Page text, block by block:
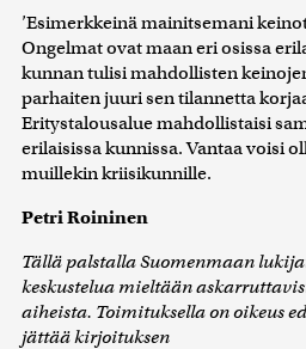
’Esimerkkeinä mainitsemani
Ongelmat ovat maan eri osissa
kunnan tulisi mahdollisten
parhaiten juuri sen tilannetta
Eritystalousalue mahdollistaisi
erilaisissa kunnissa. Vantaa voisi
muillekin kriisikunnille.
Petri Roininen
Tällä palstalla Suomenmaan
keskustelua mieltään
aiheista. Toimituksella on oikeus
jättää kirjoituksen